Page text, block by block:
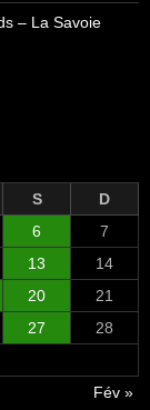
– La Savoie
S
D
6
7
13
14
20
21
27
28
Fév »